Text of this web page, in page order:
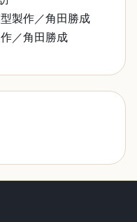
製作／角田勝成
／角田勝成